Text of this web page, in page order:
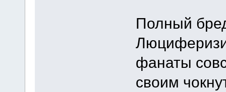
Полный
фанаты
своим